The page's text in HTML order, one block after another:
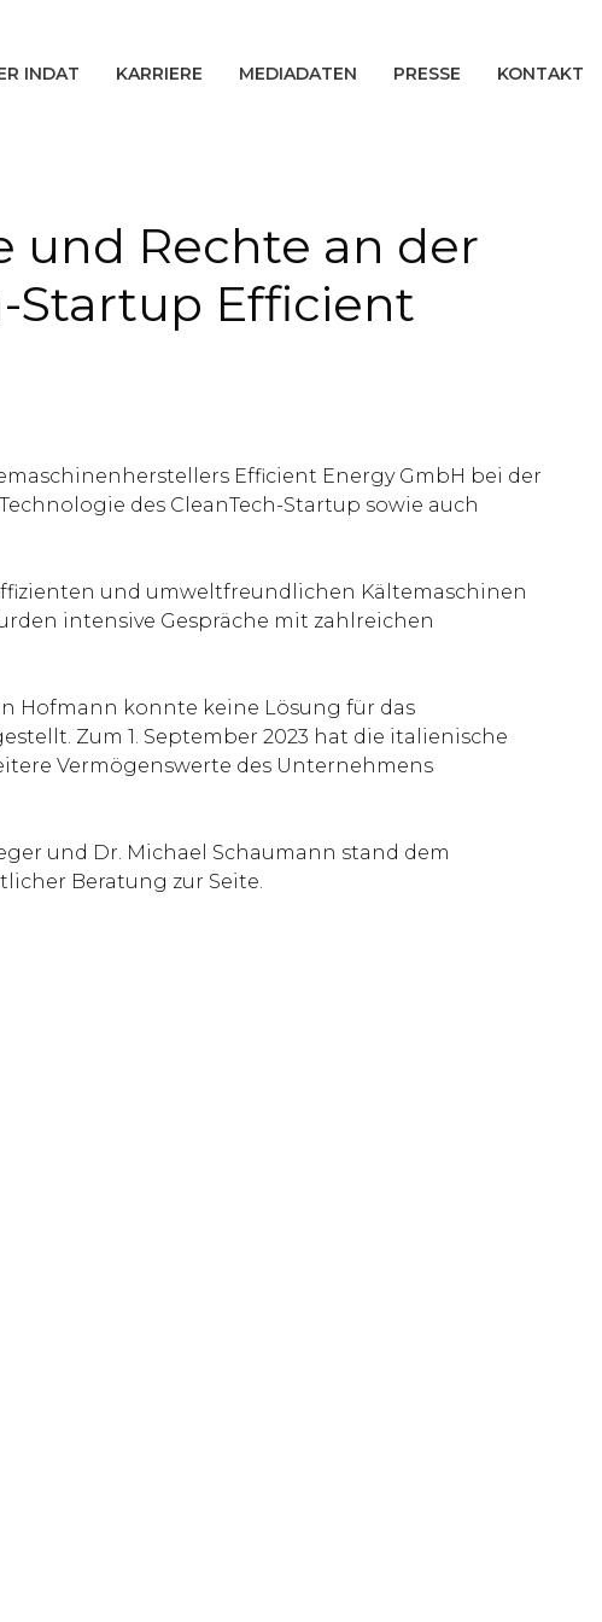
INDAT KARRIERE MEDIADATEN PRESSE KONTAKT
und Rechte an der
Startup Efficient
Efficient Energy GmbH bei der
des CleanTech-Startup sowie auch
und umweltfreundlichen Kältemaschinen
intensive Gespräche mit zahlreichen
Hofmann konnte keine Lösung für das
Zum 1. September 2023 hat die italienische
Vermögenswerte des Unternehmens
und Dr. Michael Schaumann stand dem
Beratung zur Seite.